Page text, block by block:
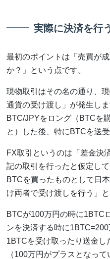
実際に決済を行
最初のポイントは「売買が
か？」という点です。
現物取引はその名の通り、
通貨の受け渡し」が発生し
BTC/JPYをロング（BTCを
と）した後、特にBTCを送
FX取引というのは「差金決
記の取引を行ったと仮定し
BTCを買ったものとして日
け両者で受け渡しを行う」と
BTCが100万円の時に1BTC
ンを決済する時に1BTC=200
1BTCを受け取ったり送金し
（100万円がプラスとなっ